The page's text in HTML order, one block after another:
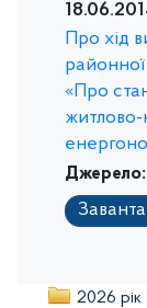
Про хід
районної
«Про
житлово-
Джерело:
2026 рік